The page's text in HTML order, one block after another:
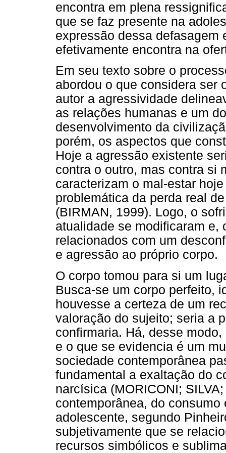
encontra em plena
que se faz presente na
expressão dessa defasagem
efetivamente encontra na
Em seu texto sobre o
abordou o que considera ser
autor a agressividade
as relações humanas e um
desenvolvimento da
porém, os aspectos que
Hoje a agressão existente
contra o outro, mas contra si
caracterizam o mal-estar
problemática da perda real
(BIRMAN, 1999). Logo, o
atualidade se modificaram e,
relacionados com um
e agressão ao próprio corpo.
O corpo tomou para si um
Busca-se um corpo perfeito,
houvesse a certeza de um
valoração do sujeito; seria a
confirmaria. Há, desse
e o que se evidencia é um
sociedade contemporânea
fundamental a exaltação do
narcísica (MORICONI;
contemporânea, do
adolescente, segundo
subjetivamente que se
recursos simbólicos e